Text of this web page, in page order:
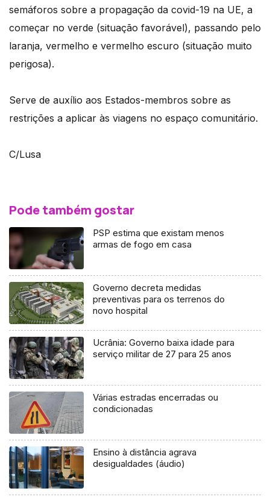
semáforos sobre a propagação da covid-19 na UE, a
começar no verde (situação favorável), passando pelo
laranja, vermelho e vermelho escuro (situação muito
perigosa).
Serve de auxílio aos Estados-membros sobre as
restrições a aplicar às viagens no espaço comunitário.
C/Lusa
Pode também gostar
PSP estima que existam menos
armas de fogo em casa
Governo decreta medidas
preventivas para os terrenos do
novo hospital
Ucrânia: Governo baixa idade para
serviço militar de 27 para 25 anos
Várias estradas encerradas ou
condicionadas
Ensino à distância agrava
desigualdades (áudio)